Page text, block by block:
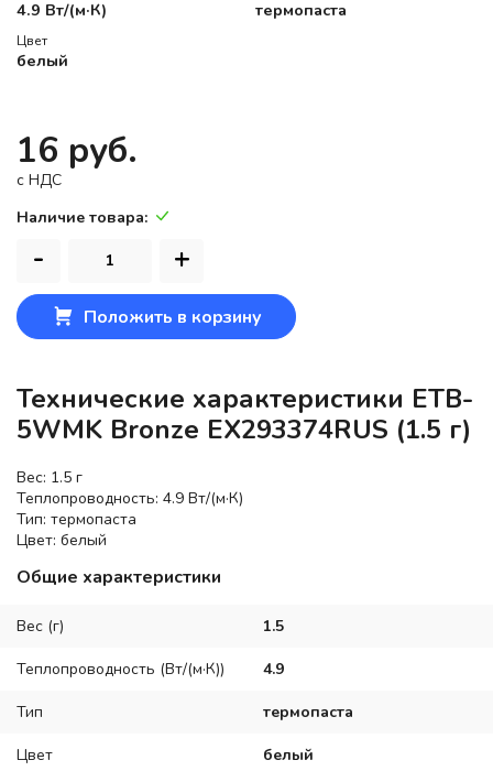
4.9 Вт/(м·К) термопаста
Цвет
белый
16 руб.
c НДС
Наличие товара:
- +
Положить в корзину
Технические характеристики ETB-
5WMK Bronze EX293374RUS (1.5 г)
Вес: 1.5 г
Теплопроводность: 4.9 Вт/(м·К)
Тип: термопаста
Цвет: белый
Общие характеристики
Вес (г) 1.5
Теплопроводность (Вт/(м·К)) 4.9
Тип термопаста
Цвет белый